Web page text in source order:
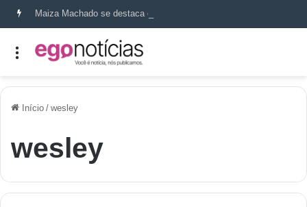
Início / wesley
wesley